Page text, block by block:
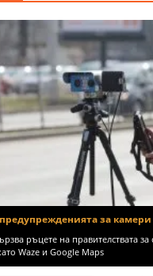
за камери
ръцете на правителствата
Waze и Google Maps